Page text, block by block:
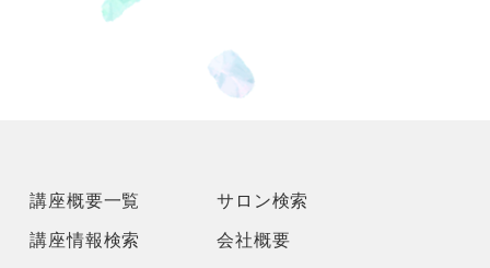
講座概要一覧
講座情報検索
サロン検索
会社概要